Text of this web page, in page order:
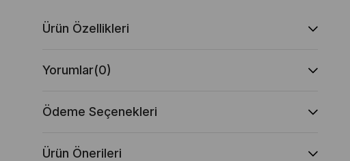
Ürün Özellikleri
Yorumlar(0)
Ödeme Seçenekleri
Ürün Önerileri